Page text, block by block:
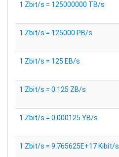
1 Zbit/s = 125000000 TB/s
1 Zbit/s = 125000 PB/s
1 Zbit/s = 125 EB/s
1 Zbit/s = 0.125 ZB/s
1 Zbit/s = 0.000125 YB/s
1 Zbit/s = 9.765625E+17 Kibit/s